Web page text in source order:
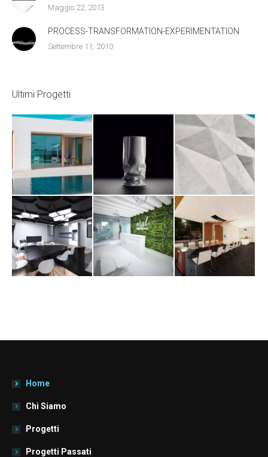
Maggio 22, 2013
PROCESS-TRANSFORMATION-EXPERIMENTATION
Settembre 11, 2010
Ultimi Progetti
Home
Chi Siamo
Progetti
Progetti Passati